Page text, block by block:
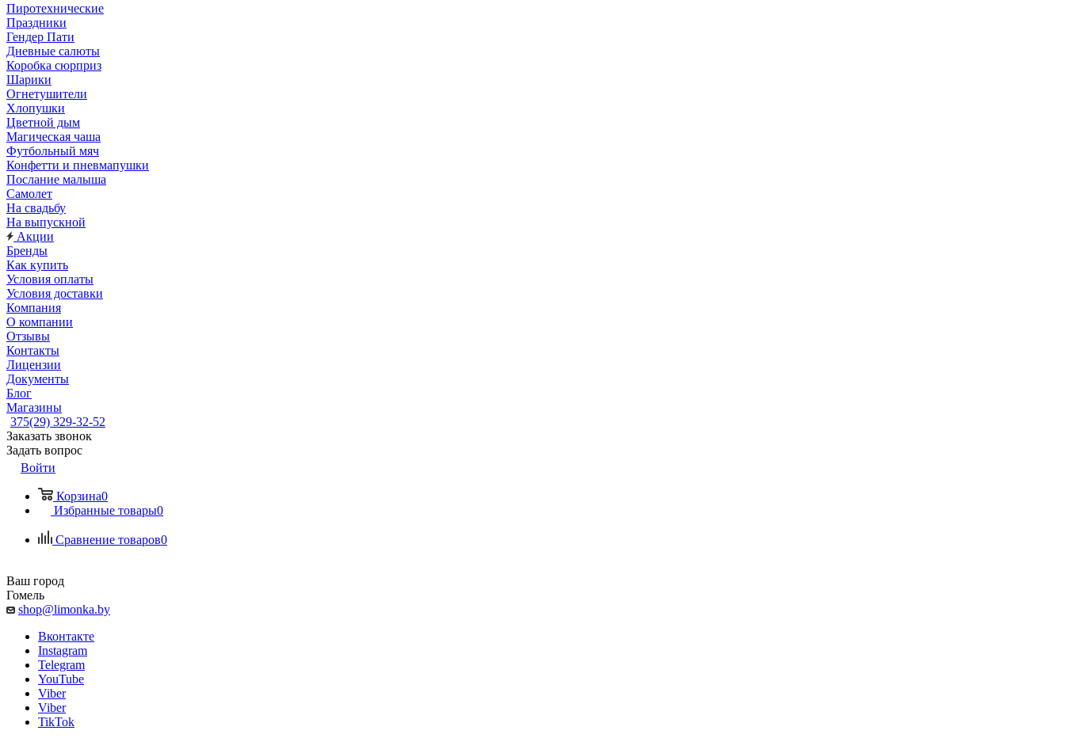
Пиротехнические
Праздники
Гендер Пати
Дневные салюты
Коробка сюрприз
Шарики
Огнетушители
Хлопушки
Цветной дым
Магическая чаша
Футбольный мяч
Конфетти и пневмапушки
Послание малыша
Самолет
На свадьбу
На выпускной
Акции
Бренды
Как купить
Условия оплаты
Условия доставки
Компания
О компании
Отзывы
Контакты
Лицензии
Документы
Блог
Магазины
375(29) 329-32-52
Заказать звонок
Задать вопрос
Войти
Корзина0
Избранные товары0
Сравнение товаров0
Ваш город
Гомель
shop@limonka.by
Вконтакте
Instagram
Telegram
YouTube
Viber
Viber
TikTok